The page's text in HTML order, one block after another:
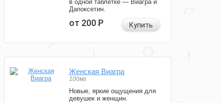
в одной таблетке — Виагра и
Дапоксетин.
от 200Р Купить
Женская Виагра
100мг
Новые, яркие ощущения для
девушек и женщин.